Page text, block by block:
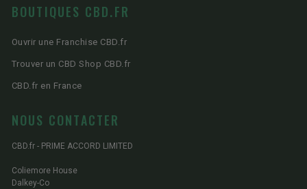
BOUTIQUES CBD.FR
Ouvrir une Franchise CBD.fr
Trouver un CBD Shop CBD.fr
CBD.fr en France
NOUS CONTACTER
CBD.fr - PRIME ACCORD LIMITED
Coliemore House
Dalkey-Co